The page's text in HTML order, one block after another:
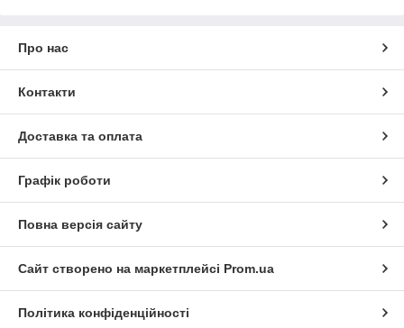
Про нас
Контакти
Доставка та оплата
Графік роботи
Повна версія сайту
Сайт створено на маркетплейсі Prom.ua
Політика конфіденційності